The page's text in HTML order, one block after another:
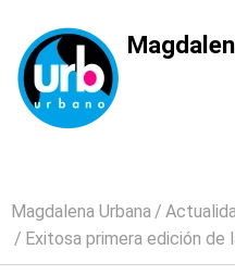
Magdalena Urbana
Exitosa primera edición de